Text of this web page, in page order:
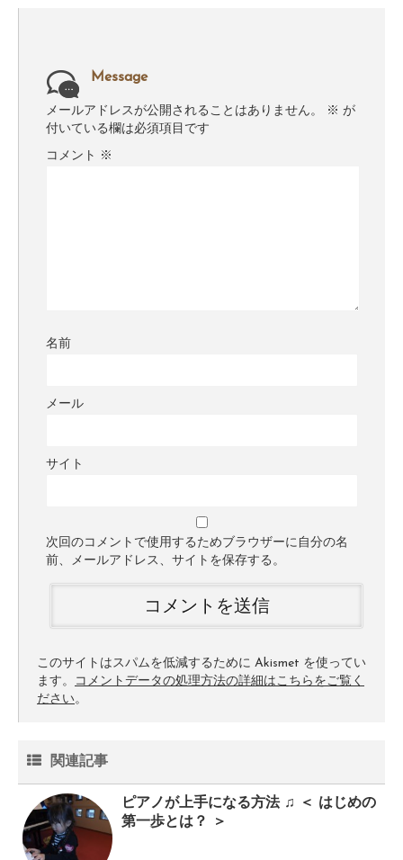
Message
メールアドレスが公開されることはありません。 ※ が
付いている欄は必須項目です
コメント ※
名前
メール
サイト
次回のコメントで使用するためブラウザーに自分の名
前、メールアドレス、サイトを保存する。
このサイトはスパムを低減するために Akismet を使ってい
ます。
コメントデータの処理方法の詳細はこちらをご覧く
ださい。
関連記事
ピアノが上手になる方法 ♫ ＜ はじめの
第一歩とは？ ＞